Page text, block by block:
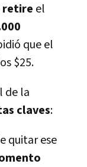
retire el
que el
$25.
de la
claves:
quitar ese